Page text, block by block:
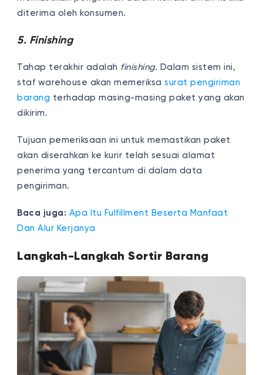
diterima oleh konsumen.
5. Finishing
Tahap terakhir adalah finishing. Dalam sistem ini,
staf warehouse akan memeriksasurat pengiriman
barang terhadap masing-masing paket yang akan
dikirim.
Tujuan pemeriksaan ini untuk memastikan paket
akan diserahkan ke kurir telah sesuai alamat
penerima yang tercantum di dalam data
pengiriman.
Baca juga: Apa Itu Fulfillment Beserta Manfaat
Dan Alur Kerjanya
Langkah-Langkah Sortir Barang